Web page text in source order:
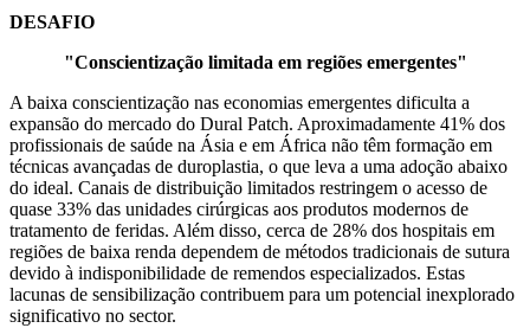
DESAFIO
"Conscientização limitada em regiões emergentes"
A baixa conscientização nas economias emergentes dificulta a
expansão do mercado do Dural Patch. Aproximadamente 41% dos
profissionais de saúde na Ásia e em África não têm formação em
técnicas avançadas de duroplastia, o que leva a uma adoção abaixo
do ideal. Canais de distribuição limitados restringem o acesso de
quase 33% das unidades cirúrgicas aos produtos modernos de
tratamento de feridas. Além disso, cerca de 28% dos hospitais em
regiões de baixa renda dependem de métodos tradicionais de sutura
devido à indisponibilidade de remendos especializados. Estas
lacunas de sensibilização contribuem para um potencial inexplorado
significativo no sector.